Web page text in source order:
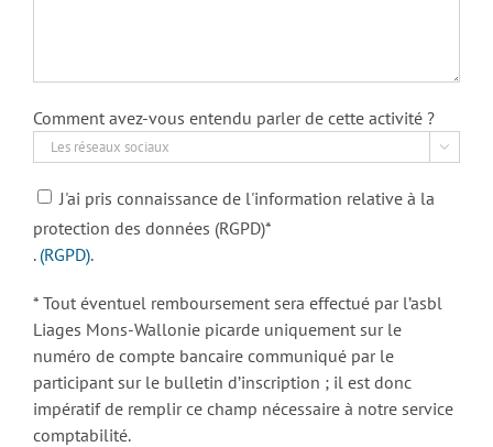
Comment avez-vous entendu parler de cette activité ?

J'ai pris connaissance de l'information relative à la
protection des données (RGPD)*
. (RGPD).
* Tout éventuel remboursement sera effectué par l’asbl
Liages Mons-Wallonie picarde uniquement sur le
numéro de compte bancaire communiqué par le
participant sur le bulletin d’inscription ; il est donc
impératif de remplir ce champ nécessaire à notre service
comptabilité.